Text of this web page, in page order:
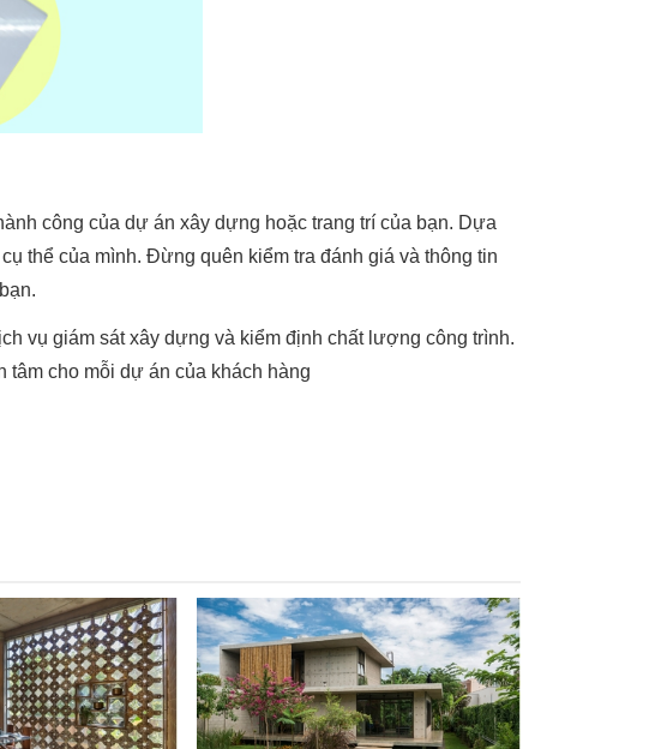
công của dự án xây dựng hoặc trang trí của bạn. Dựa
thể của mình. Đừng quên kiểm tra đánh giá và thông tin
vụ giám sát xây dựng và kiểm định chất lượng công trình.
tâm cho mỗi dự án của khách hàng